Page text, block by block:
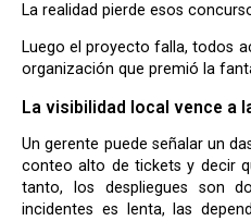
La realidad pierde esos
Luego el proyecto falla, todos actúan sorprendidos y la misma
organización que premió la
La visibilidad local vence a
Un gerente puede señalar un dashboard, una hoja de ruta o un
conteo alto de tickets y decir
tanto, los despliegues son
incidentes es lenta, las